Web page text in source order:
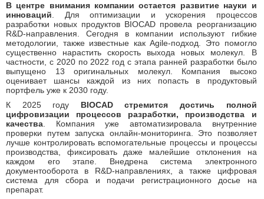
В центре внимания компании остается развитие науки и
инноваций. Для оптимизации и ускорения процессов
разработки новых продуктов BIOCAD провела реорганизацию
R&D-направления. Сегодня в компании используют гибкие
методологии, также известные как Agile-подход. Это помогло
существенно нарастить скорость выхода новых молекул. В
частности, с 2020 по 2022 год с этапа ранней разработки было
выпущено 13 оригинальных молекул. Компания высоко
оценивает шансы каждой из них попасть в продуктовый
портфель уже к 2030 году.
К 2025 году BIOCAD стремится достичь полной
цифровизации процессов разработки, производства и
качества. Компания уже автоматизировала внутренние
проверки путем запуска онлайн-мониторинга. Это позволяет
лучше контролировать вспомогательные процессы и процессы
производства, фиксировать даже малейшие отклонения на
каждом его этапе. Внедрена система электронного
документооборота в R&D-направлениях, а также цифровая
система для сбора и подачи регистрационного досье на
препарат.